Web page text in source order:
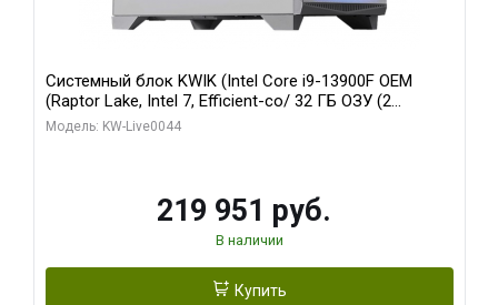
Системный блок KWIK (Intel Core i9-13900F OEM
(Raptor Lake, Intel 7, Efficient-co/ 32 ГБ ОЗУ (2
модуля)/ Gigabyte RTX5070Ti AERO OC 16GB GDDR7
Модель: KW-Live0044
219 951 руб.
В наличии
Купить